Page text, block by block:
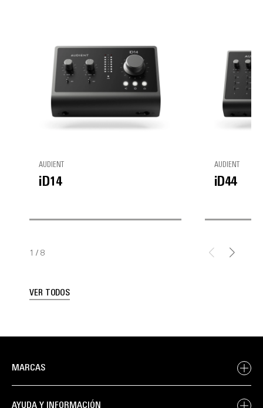
AUDIENT
iD14
AUDIENT
iD44
1 / 8
VER TODOS
MARCAS
AYUDA Y INFORMACIÓN